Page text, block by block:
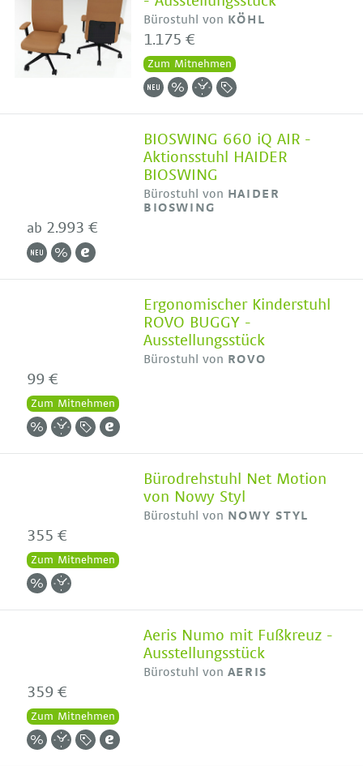
Bürostuhl von KÖHL
1.175 €
Zum Mitnehmen
BIOSWING 660 iQ AIR -
Aktionsstuhl HAIDER
BIOSWING
Bürostuhl von HAIDER
BIOSWING
ab 2.993 €
Ergonomischer Kinderstuhl
ROVO BUGGY -
Ausstellungsstück
Bürostuhl von ROVO
99 €
Zum Mitnehmen
Bürodrehstuhl Net Motion
von Nowy Styl
Bürostuhl von NOWY STYL
355 €
Zum Mitnehmen
Aeris Numo mit Fußkreuz -
Ausstellungsstück
Bürostuhl von AERIS
359 €
Zum Mitnehmen